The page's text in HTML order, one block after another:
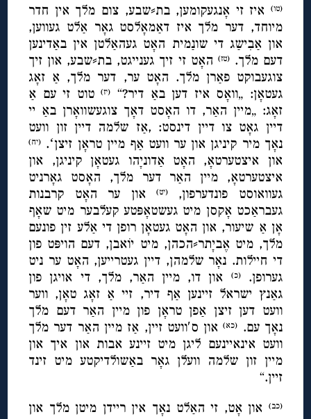
(טו) איז זי אָנגעקומען, בת⸗שבע, צום מלך אין חדר
מיוחד, דער מלך איז דאַמאָלסט גאָר אַלט געווען,
און אַבִישַג די שונַמית האָט געהאַלטן אין באַדינען
דעם מלך.(טז) האָט זי זיך גענייגט, בת⸗שבע, און זיך
צוגעבוקט פאַרן מלך. האָט ער, דער מלך, אַ זאָג
געטאָן: „וואָס איז דען באַ דיר?“
(יז)טוט זי עם אַ
זאָג: „מיין האַר, דו האָסט דאָך צוגעשוואָרן באַ יי
דיין גאָט צו דיין דינסט: ,אַז שלמה דיין זון וועט
נאָך מיר קיניגן און ער וועט אַף מיין טראָן זיצןʻ.
(יח)
און איצטערטאָ, האָט אַדוניָהו געטאָן קיניגן, און
איצטערטאָ, מיין האַר דער מלך, האָסט גאָרניט
געוואוסט פונדערפון,(יט)
און ער האָט קרבנות
געבראַכט אָקסן מיט געשטאָפּטע קעלבער מיט שאָף
אָן אַ שיעור, און האָט געטאָן רופן די אַלע זין פונעם
מלך, מיט אֶביָתר⸗הכהן, מיט יוֹאבן, דעם הויפּט פון
די חיילות. נאָר שלמהן, דיין געטרייען, האָט ער ניט
גערופן.(כ)
און דו, מיין האַר, מלך, די אויגן פון
גאַנץ ישראל זיינען אַף דיר, זיי אַ זאָג טאָן, ווער
וועט דען זיצן אַפן טראָן פון מיין האַר דעם מלך
נאָך עם. (כא)און ס′וועט זיין, אַז מיין האַר דער מלך
וועט אינאיינעם ליגן מיט זיינע אבות און איך און
מיין זון שלמה וועלן גאָר באַשולדיקטע מיט זינד
זיין.“
(כב) און אָט, זי האַלט נאָך אין ריידן מיטן מלך און